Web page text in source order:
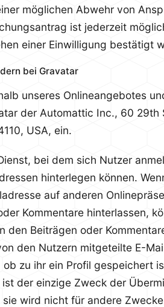
möglichen Abwehr von
ist jederzeit
einer Einwilligung bestätigt
bei Gravatar
unseres Onlineangebotes
der Automattic Inc., 60 29th
USA, ein.
bei dem sich Nutzer
hinterlegen können.
auf anderen
Kommentare hinterlassen,
den Beiträgen oder
den Nutzern mitgeteilte E-
ob zu ihr ein Profil gespeichert
der einzige Zweck der
sie wird nicht für andere